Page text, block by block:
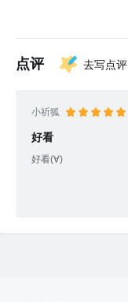
点评 去写点评
小祈狐
好看
好看(∀)